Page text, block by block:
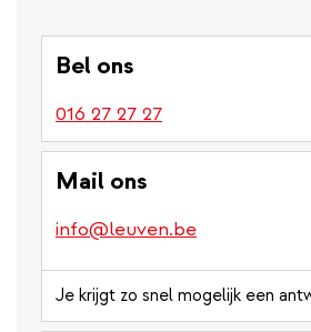
Bel ons
016 27 27 27
Mail ons
info@leuven.be
Je krijgt zo snel mogelijk een